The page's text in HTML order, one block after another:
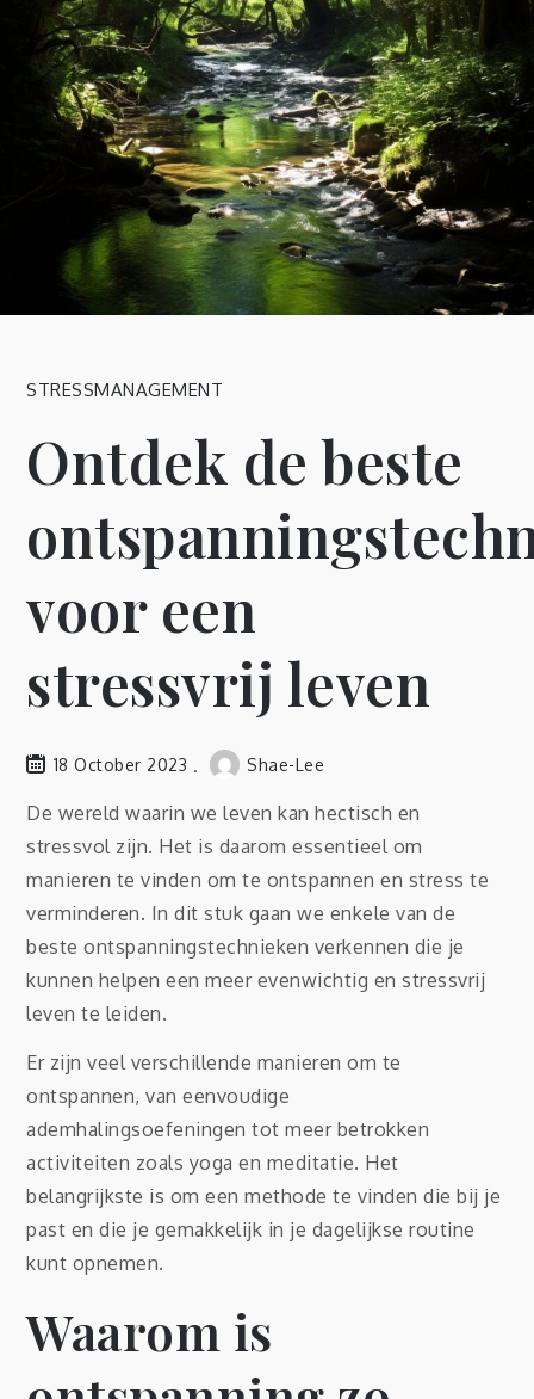
STRESSMANAGEMENT
Ontdek de beste
voor een
stressvrij leven
18 October 2023 Shae-Lee
De wereld waarin we leven kan hectisch en
stressvol zijn. Het is daarom essentieel om
manieren te vinden om te ontspannen en stress te
verminderen. In dit stuk gaan we enkele van de
beste ontspanningstechnieken verkennen die je
kunnen helpen een meer evenwichtig en stressvrij
leven te leiden.
Er zijn veel verschillende manieren om te
ontspannen, van eenvoudige
ademhalingsoefeningen tot meer betrokken
activiteiten zoals yoga en meditatie. Het
belangrijkste is om een methode te vinden die bij je
past en die je gemakkelijk in je dagelijkse routine
kunt opnemen.
Waarom is